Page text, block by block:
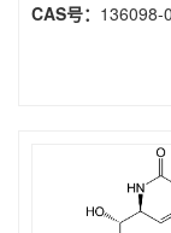
CAS号： 136098-